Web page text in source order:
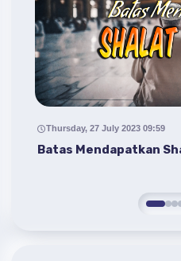
Thursday, 27 July 2023 09:59
Batas Mendapatkan